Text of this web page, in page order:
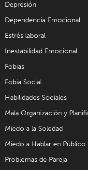
Depresión
Dependencia Emocional
Estrés laboral
Inestabilidad Emocional
Fobias
Fobia Social
Habilidades Sociales
Mala Organización y
Miedo a la Soledad
Miedo a Hablar en Público
Problemas de Pareja